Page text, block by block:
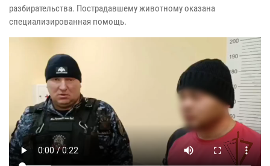
разбирательства. Пострадавшему животному оказана
специализированная помощь.